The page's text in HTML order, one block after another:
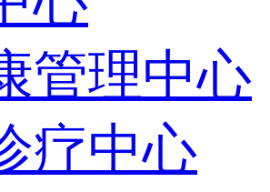
管理中心
疗中心